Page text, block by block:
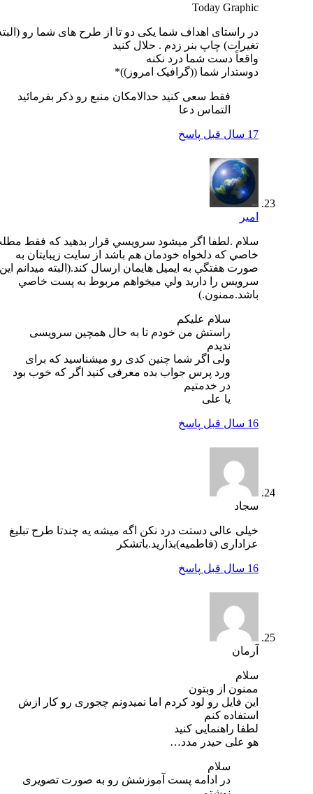
Today Graphic
در راستای اهداف شما یکی دو تا از طرح های شما رو (البته با
تغیرات) چاپ بنر زدم . حلال کنید
واقعاً دست شما درد نکنه
دوستدار شما ((گرافیک امروز))*
فقط سعی کنید حدالامکان منبع رو ذکر بفرمائید
التماس دعا
پاسخ
سلام .لطفا اگر ميشود سرويسي قرار بدهيد كه فقط مطلب
خاصي كه دلخواه خودمان هم باشد از سايت زيبايتان به
صورت هفتگي به ايميل هايمان ارسال كند.(البته ميدانم اين
سرويس را داريد ولي ميخواهم مربوط به پست خاصي
باشد.ممنون.)
سلام علیکم
راستش من خودم تا به حال همچین سرویسی
ولی اگر شما چنین کدی رو میشناسید که برای
ورد پرس جواب بده معرفی کنید اگر که خوب بود
در خدمتیم
پاسخ
خیلی عالی دستت درد نکن اگه میشه یه چندتا طرح تبلیغ
عزاداری (فاطمیه)بذارید.باتشکر
پاسخ
ممنون از وبتون
این فایل رو لود کردم اما نمیدونم چجوری رو کار ازش
استفاده کنم
لطفا راهنمایی کنید
هو علی حیدر مدد…
در ادامه پست آموزشش رو به صورت تصویری